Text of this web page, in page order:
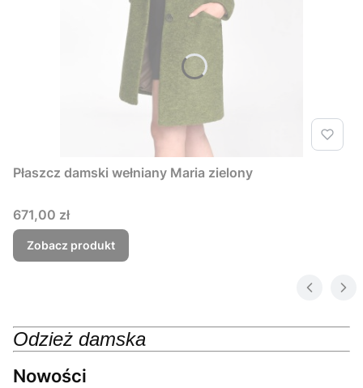
Płaszcz damski wełniany Maria zielony
Cena
671,00 zł
Zobacz produkt
Odzież damska
Nowości